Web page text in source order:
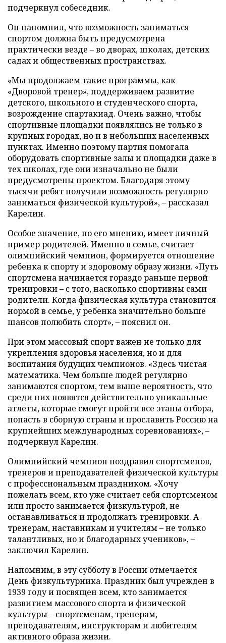
подчеркнул собеседник.
Он напомнил, что возможность заниматься
спортом должна быть предусмотрена
практически везде – во дворах, школах, детских
садах и общественных пространствах.
«Мы продолжаем такие программы, как
«Дворовой тренер», поддерживаем развитие
детского, школьного и студенческого спорта,
возрождение спартакиад. Очень важно, чтобы
спортивные площадки появлялись не только в
крупных городах, но и в небольших населенных
пунктах. Именно поэтому партия помогала
оборудовать спортивные залы и площадки даже в
тех школах, где они изначально не были
предусмотрены проектом. Благодаря этому
тысячи ребят получили возможность регулярно
заниматься физической культурой», – рассказал
Карелин.
Особое значение, по его мнению, имеет личный
пример родителей. Именно в семье, считает
олимпийский чемпион, формируется отношение
ребенка к спорту и здоровому образу жизни. «Путь
спортсмена начинается гораздо раньше первой
тренировки – с того, насколько спортивны сами
родители. Когда физическая культура становится
нормой в семье, у ребенка значительно больше
шансов полюбить спорт», – пояснил он.
При этом массовый спорт важен не только для
укрепления здоровья населения, но и для
воспитания будущих чемпионов. «Здесь чистая
математика. Чем больше людей регулярно
занимаются спортом, тем выше вероятность, что
среди них появятся действительно уникальные
атлеты, которые смогут пройти все этапы отбора,
попасть в сборную страны и прославить Россию на
крупнейших международных соревнованиях», –
подчеркнул Карелин.
Олимпийский чемпион поздравил спортсменов,
тренеров и преподавателей физической культуры
с профессиональным праздником. «Хочу
пожелать всем, кто уже считает себя спортсменом
или просто занимается физкультурой, не
останавливаться и продолжать тренировки. А
тренерам, наставникам и учителям – не только
талантливых, но и благодарных учеников», –
заключил Карелин.
Напомним, в эту субботу в России отмечается
День физкультурника. Праздник был учрежден в
1939 году и посвящен всем, кто занимается
развитием массового спорта и физической
культуры – спортсменам, тренерам,
преподавателям, инструкторам и любителям
активного образа жизни.